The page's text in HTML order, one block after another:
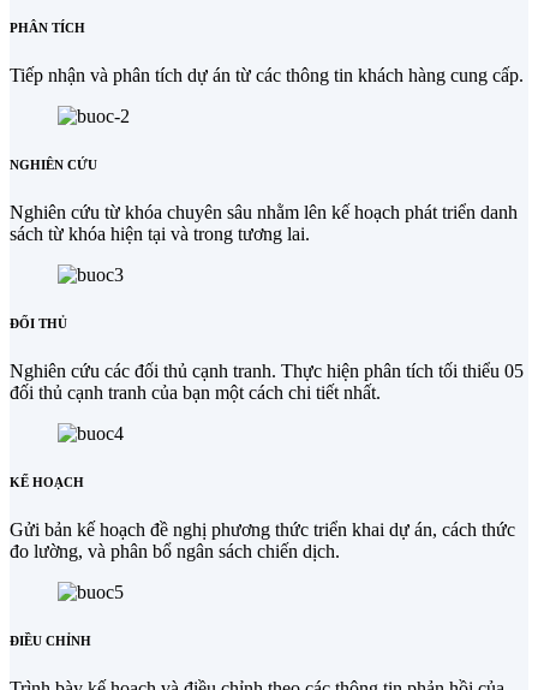
PHÂN TÍCH
Tiếp nhận và phân tích dự án từ các thông tin khách hàng cung cấp.
NGHIÊN CỨU
Nghiên cứu từ khóa chuyên sâu nhằm lên kế hoạch phát triển danh
sách từ khóa hiện tại và trong tương lai.
ĐỐI THỦ
Nghiên cứu các đối thủ cạnh tranh. Thực hiện phân tích tối thiểu 05
đối thủ cạnh tranh của bạn một cách chi tiết nhất.
KẾ HOẠCH
Gửi bản kế hoạch đề nghị phương thức triển khai dự án, cách thức
đo lường, và phân bổ ngân sách chiến dịch.
ĐIỀU CHỈNH